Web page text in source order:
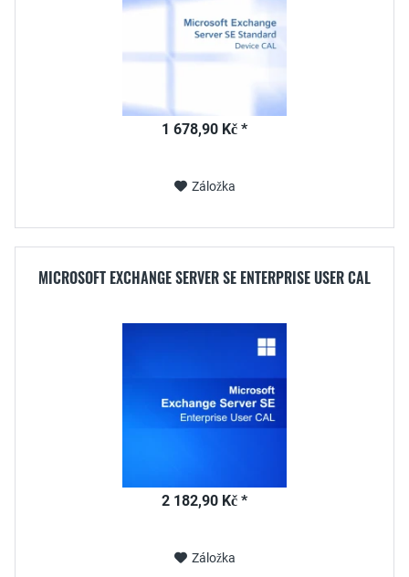
1 678,90 Kč *
Záložka
MICROSOFT EXCHANGE SERVER SE ENTERPRISE USER CAL
2 182,90 Kč *
Záložka